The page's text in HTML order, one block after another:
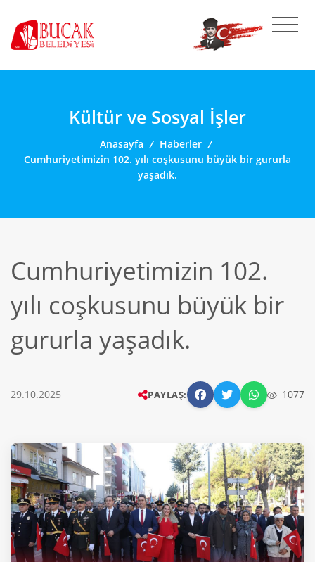
Kültür ve Sosyal İşler
Anasayfa / Haberler /
Cumhuriyetimizin 102. yılı coşkusunu büyük bir gururla
yaşadık.
Cumhuriyetimizin 102.
yılı coşkusunu büyük bir
gururla yaşadık.
29.10.2025 PAYLAŞ: 1077